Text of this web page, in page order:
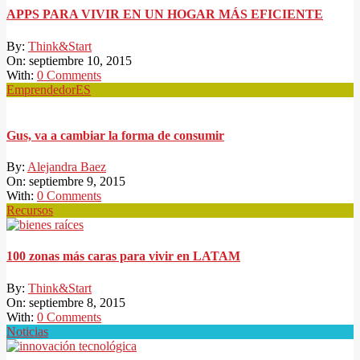
APPS PARA VIVIR EN UN HOGAR MÁS EFICIENTE
By: Think&Start
On: septiembre 10, 2015
With: 0 Comments
EmprendedorES
Gus, va a cambiar la forma de consumir
By: Alejandra Baez
On: septiembre 9, 2015
With: 0 Comments
Recursos
100 zonas más caras para vivir en LATAM
By: Think&Start
On: septiembre 8, 2015
With: 0 Comments
Noticias